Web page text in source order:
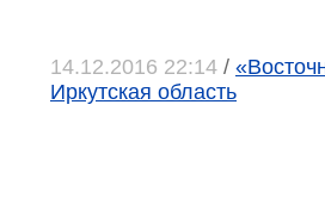
14.12.2016 22:14 /
Иркутская область